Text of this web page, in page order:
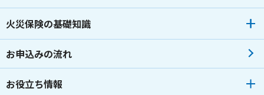
火災保険の基礎知識
お申込みの流れ
お役立ち情報